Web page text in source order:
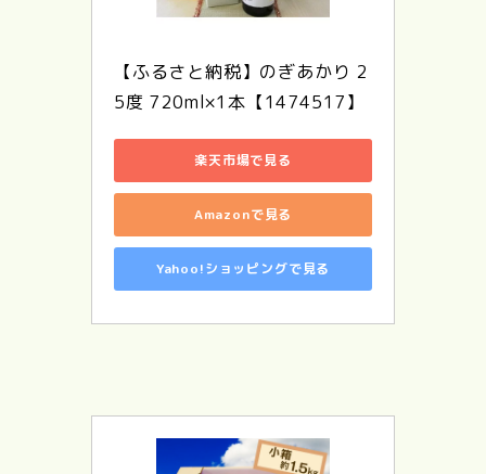
【ふるさと納税】のぎあかり 2
5度 720ml×1本【1474517】
楽天市場で見る
Amazonで見る
Yahoo!ショッピングで見る